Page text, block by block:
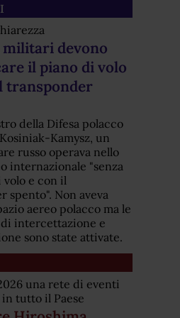
militari devono
il piano di volo
transponder
della Difesa polacco
Kosiniak-Kamysz, un
russo operava nello
internazionale "senza
e con il
spento". Non aveva
aereo polacco ma le
intercettazione e
sono state attivate.
una rete di eventi
tutto il Paese